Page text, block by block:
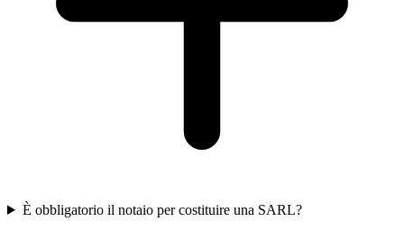
È obbligatorio il notaio per costituire una SARL?